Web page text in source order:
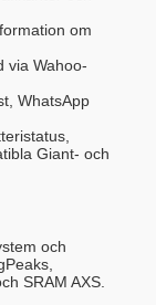
om
via Wahoo-
WhatsApp
Giant- och
och
SRAM AXS.